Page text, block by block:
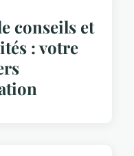
conseils et
: votre